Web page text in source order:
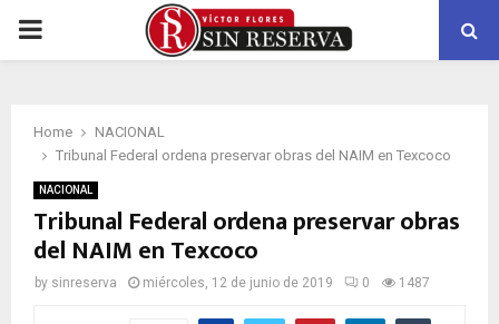
PRIMARY
Home
NACIONAL
Tribunal Federal ordena preservar obras del NAIM en Texcoco
NACIONAL
Tribunal Federal ordena preservar obras
del NAIM en Texcoco
by sinreserva miércoles, 12 de junio de 2019 0 1487